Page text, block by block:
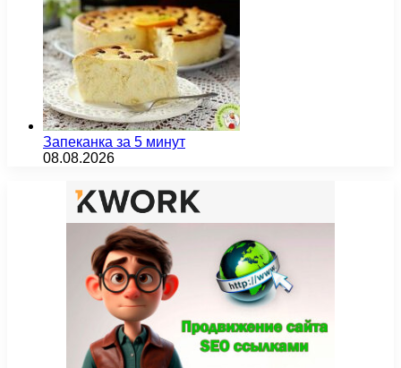
Запеканка за 5 минут
08.08.2026